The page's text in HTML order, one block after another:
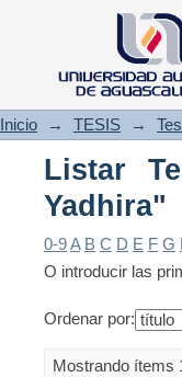
Listar
Inicio → TESIS →
Listar
Yadhira"
0-9A B C D E F G
O introducir las
Ordenar por:
Mostrando ítems